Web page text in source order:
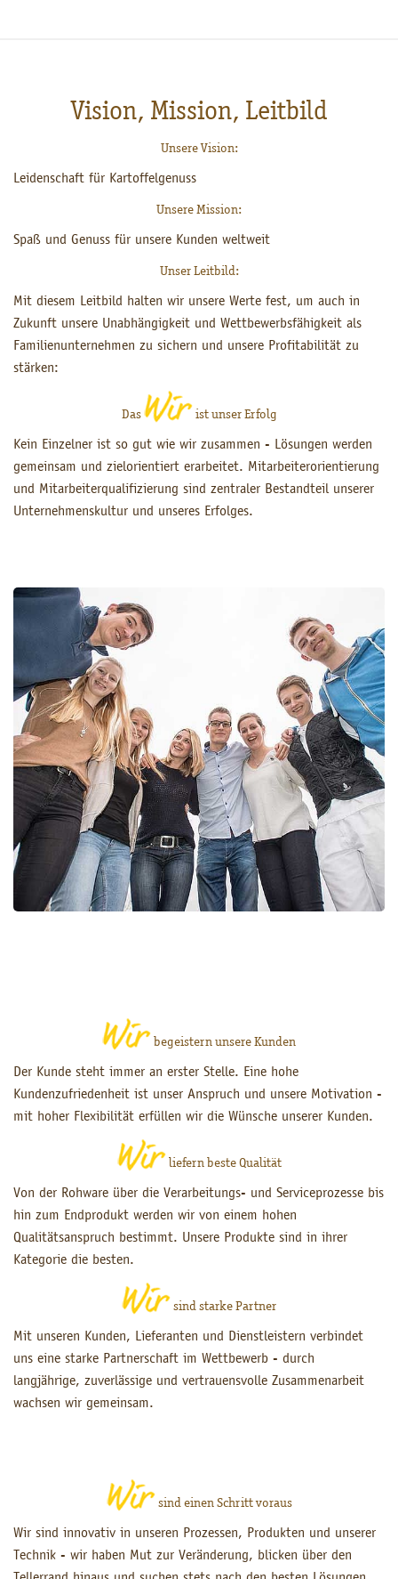
Vision, Mission, Leitbild
Unsere Vision:
Leidenschaft für Kartoffelgenuss
Unsere Mission:
Spaß und Genuss für unsere Kunden weltweit
Unser Leitbild:
Mit diesem Leitbild halten wir unsere Werte fest, um auch in
Zukunft unsere Unabhängigkeit und Wettbewerbsfähigkeit als
Familienunternehmen zu sichern und unsere Profitabilität zu
stärken:
Das ist unser Erfolg
Kein Einzelner ist so gut wie wir zusammen - Lösungen werden
gemeinsam und zielorientiert erarbeitet. Mitarbeiterorientierung
und Mitarbeiterqualifizierung sind zentraler Bestandteil unserer
Unternehmenskultur und unseres Erfolges.
begeistern unsere Kunden
Der Kunde steht immer an erster Stelle. Eine hohe
Kundenzufriedenheit ist unser Anspruch und unsere Motivation -
mit hoher Flexibilität erfüllen wir die Wünsche unserer Kunden.
liefern beste Qualität
Von der Rohware über die Verarbeitungs- und Serviceprozesse bis
hin zum Endprodukt werden wir von einem hohen
Qualitätsanspruch bestimmt. Unsere Produkte sind in ihrer
Kategorie die besten.
sind starke Partner
Mit unseren Kunden, Lieferanten und Dienstleistern verbindet
uns eine starke Partnerschaft im Wettbewerb - durch
langjährige, zuverlässige und vertrauensvolle Zusammenarbeit
wachsen wir gemeinsam.
sind einen Schritt voraus
Wir sind innovativ in unseren Prozessen, Produkten und unserer
Technik - wir haben Mut zur Veränderung, blicken über den